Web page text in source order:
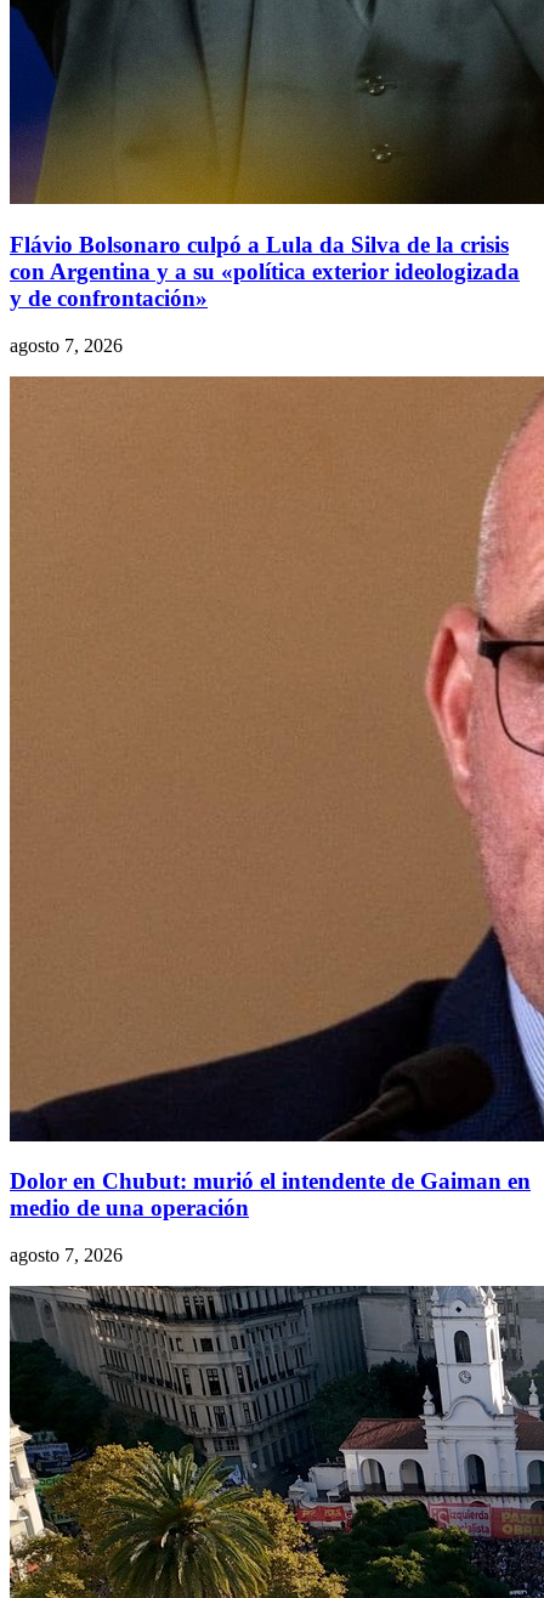
Flávio Bolsonaro culpó a Lula da Silva de la crisis
con Argentina y a su «política exterior ideologizada
y de confrontación»
agosto 7, 2026
Dolor en Chubut: murió el intendente de Gaiman en
medio de una operación
agosto 7, 2026